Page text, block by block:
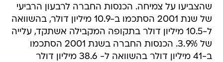
שהצביעו על צמיחה. הכנסות החברה לרבעון הרביעי
של שנת 2001 הסתכמו ב-10.9 מיליון דולר, בהשוואה
ל-10.5 מיליון דולר בתקופה המקבילה אשתקד, עלייה
של 3.9%. הכנסות החברה בשנת 2001 הסתכמו
ב-41 מיליון דולר בהשוואה ל- 38.6 מיליון דולר